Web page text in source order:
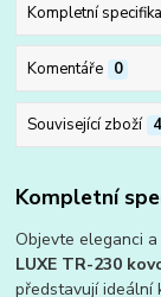
Kompletní
Komentáře 0
Související zboží 4
Kompletní
Objevte eleganci
LUXE TR-230
představují ideální